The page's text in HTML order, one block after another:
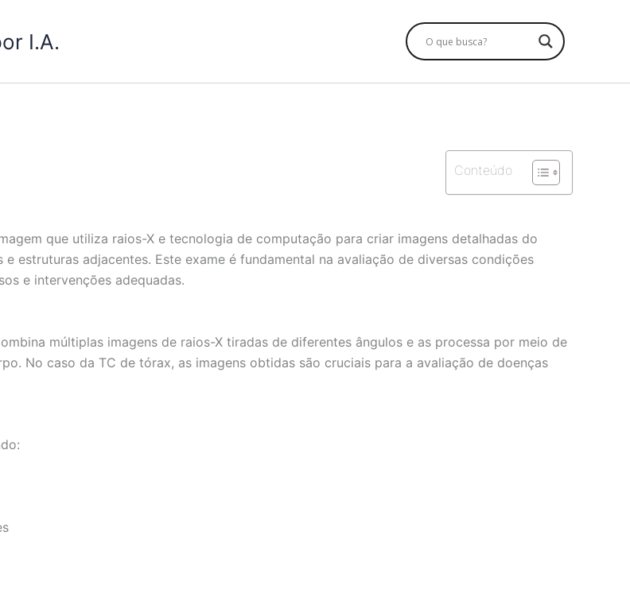
I.A.
Conteúdo
que utiliza raios-X e tecnologia de computação para criar imagens detalhadas do
estruturas adjacentes. Este exame é fundamental na avaliação de diversas condições
e intervenções adequadas.
múltiplas imagens de raios-X tiradas de diferentes ângulos e as processa por meio de
No caso da TC de tórax, as imagens obtidas são cruciais para a avaliação de doenças